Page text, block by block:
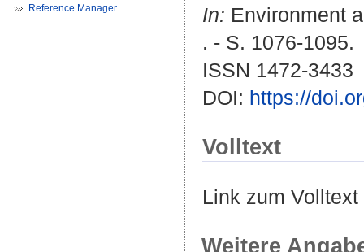
Reference Manager
In: Environment
. - S. 1076-1095.
ISSN 1472-3433
DOI: https://
Volltext
Link zum
Weitere